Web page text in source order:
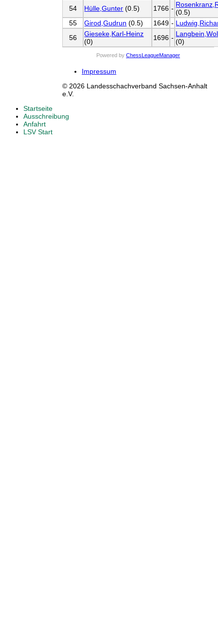
54
Hülle,Gunter (0.5) 1766 - (0.5)
55
Girod,Gudrun (0.5) 1649 -
56
Gieseke,Karl-Heinz
(0)
1696 - (0)
Powered by ChessLeagueManager
Impressum
© 2026 Landesschachverband Sachsen-Anhalt
e.V.
Startseite
Ausschreibung
Anfahrt
LSV Start